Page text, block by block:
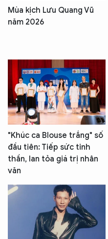
Mùa kịch Lưu Quang Vũ
năm 2026
"Khúc ca Blouse trắng" số
đầu tiên: Tiếp sức tinh
thần, lan tỏa giá trị nhân
văn